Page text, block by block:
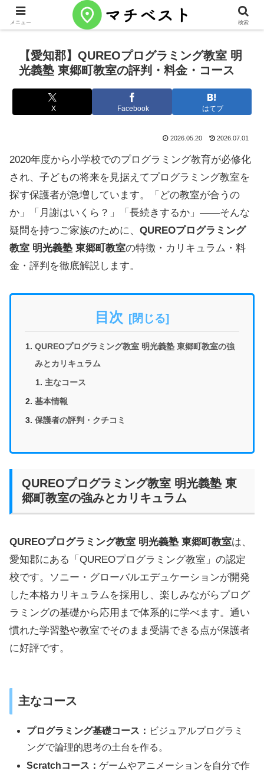
【愛知郡】QUREOプログラミング教室 明
光義塾 東郷町教室の評判・料金・コース
X Facebook はてブ
2026.05.20 2026.07.01
2020年度から小学校でのプログラミング教育が必修化
され、子どもの将来を見据えてプログラミング教室を
探す保護者が急増しています。「どの教室が合うの
か」「月謝はいくら？」「長続きするか」——そんな
疑問を持つご家族のために、 QUREOプログラミング
教室 明光義塾 東郷町教室の特徴・カリキュラム・料
金・評判を徹底解説します。
目次
QUREOプログラミング教室 明光義塾 東郷町教室の強
みとカリキュラム
主なコース
基本情報
保護者の評判・クチコミ
QUREOプログラミング教室 明光義塾 東
郷町教室の強みとカリキュラム
QUREOプログラミング教室 明光義塾 東郷町教室は、
愛知郡にある「QUREOプログラミング教室」の認定
校です。ソニー・グローバルエデュケーションが開発
した本格カリキュラムを採用し、楽しみながらプログ
ラミングの基礎から応用まで体系的に学べます。通い
慣れた学習塾や教室でそのまま受講できる点が保護者
に好評です。
主なコース
プログラミング基礎コース： ビジュアルプログラミ
ングで論理的思考の土台を作る。
Scratchコース：ゲームやアニメーションを自分で作
メニュー 検索